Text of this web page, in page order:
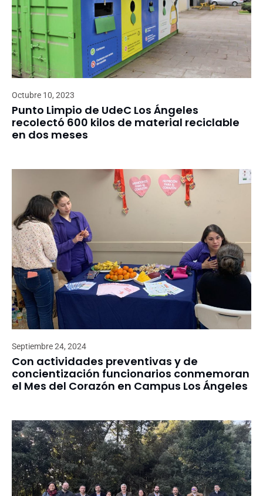
Octubre 10, 2023
Punto Limpio de UdeC Los Ángeles
recolectó 600 kilos de material reciclable
en dos meses
Septiembre 24, 2024
Con actividades preventivas y de
concientización funcionarios conmemoran
el Mes del Corazón en Campus Los Ángeles